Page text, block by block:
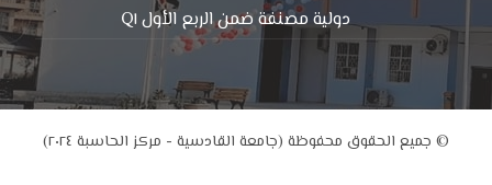
دولية مصنفة ضمن الربع الأول Q١
© جميع الحقوق محفوظة (جامعة القادسية - مركز الحاسبة ٢٠٢٤)